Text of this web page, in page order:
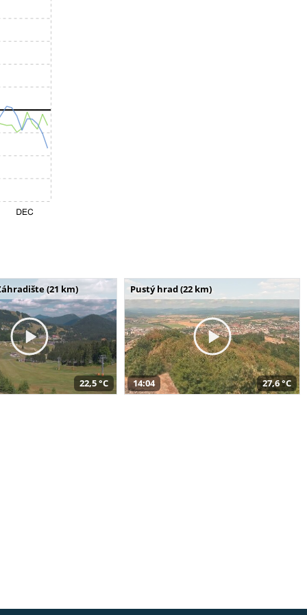
(21 km)
22,5 °C
Pustý hrad (22 km)
14:04 27,6 °C